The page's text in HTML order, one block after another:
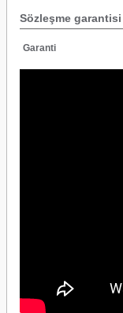
Sözleşme garantisi
Garanti